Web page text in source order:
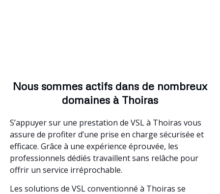
Nous sommes actifs dans de nombreux
domaines à Thoiras
S’appuyer sur une prestation de VSL à Thoiras vous
assure de profiter d’une prise en charge sécurisée et
efficace. Grâce à une expérience éprouvée, les
professionnels dédiés travaillent sans relâche pour
offrir un service irréprochable.
Les solutions de VSL conventionné à Thoiras se